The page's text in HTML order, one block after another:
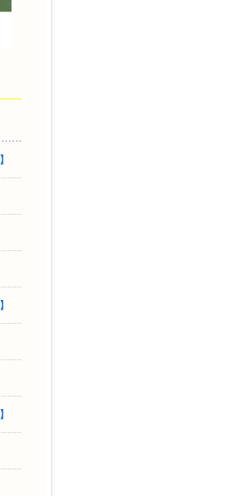
】
】
】